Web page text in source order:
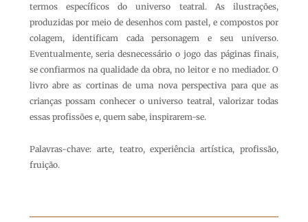
termos específicos do universo teatral. As ilustrações,
produzidas por meio de desenhos com pastel, e compostos por
colagem, identificam cada personagem e seu universo.
Eventualmente, seria desnecessário o jogo das páginas finais,
se confiarmos na qualidade da obra, no leitor e no mediador. O
livro abre as cortinas de uma nova perspectiva para que as
crianças possam conhecer o universo teatral, valorizar todas
essas profissões e, quem sabe, inspirarem-se.
Palavras-chave: arte, teatro, experiência artística, profissão,
fruição.